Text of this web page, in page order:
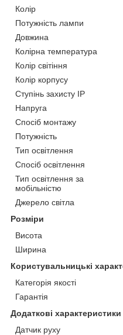
Колір
Потужність лампи
Довжина
Колірна температура
Колір світіння
Колір корпусу
Ступінь захисту IP
Напруга
Спосіб монтажу
Потужність
Тип освітлення
Спосіб освітлення
Тип освітлення за
мобільністю
Джерело світла
Розміри
Висота
Ширина
Користувальницькі
Категорія якості
Гарантія
Додаткові характеристики
Датчик руху